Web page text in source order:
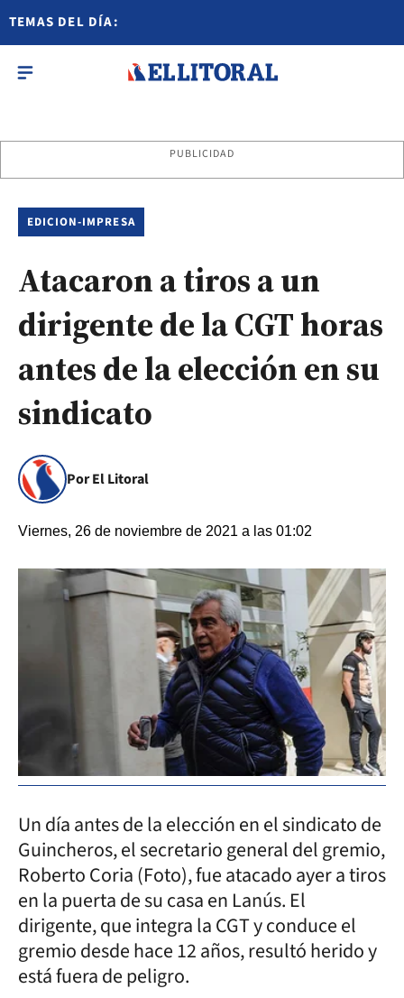
TEMAS DEL DÍA:
PUBLICIDAD
EDICION-IMPRESA
Atacaron a tiros a un
dirigente de la CGT horas
antes de la elección en su
sindicato
Por El Litoral
Viernes, 26 de noviembre de 2021 a las 01:02
Un día antes de la elección en el sindicato de
Guincheros, el secretario general del gremio,
Roberto Coria (Foto), fue atacado ayer a tiros
en la puerta de su casa en Lanús. El
dirigente, que integra la CGT y conduce el
gremio desde hace 12 años, resultó herido y
está fuera de peligro.